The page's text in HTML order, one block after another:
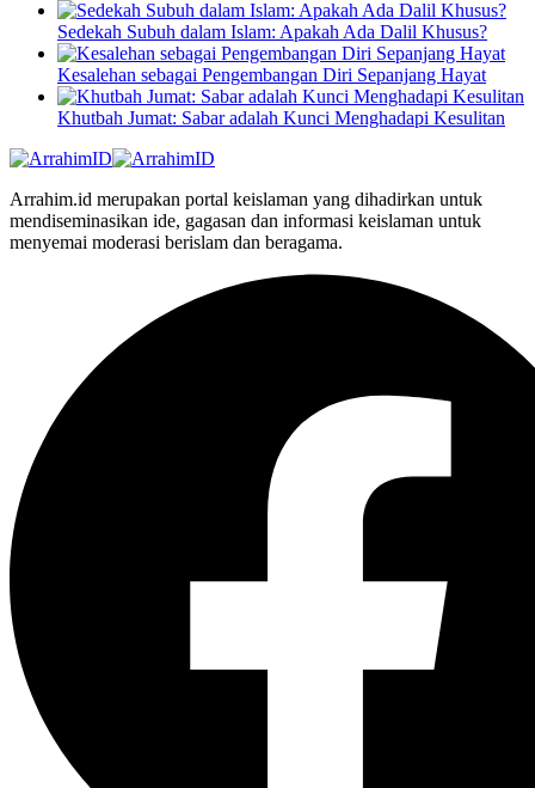
Sedekah Subuh dalam Islam: Apakah Ada Dalil Khusus?
Kesalehan sebagai Pengembangan Diri Sepanjang Hayat
Khutbah Jumat: Sabar adalah Kunci Menghadapi Kesulitan
Arrahim.id merupakan portal keislaman yang dihadirkan untuk
mendiseminasikan ide, gagasan dan informasi keislaman untuk
menyemai moderasi berislam dan beragama.